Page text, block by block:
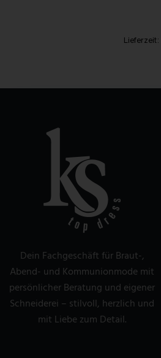
Lieferzeit:
Dein Fachgeschäft für Braut-,
Abend- und Kommunionmode mit
persönlicher Beratung und eigener
Schneiderei – stilvoll, herzlich und
mit Liebe zum Detail.